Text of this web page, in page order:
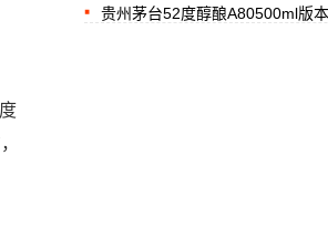
贵州茅台52度醇酿A80500ml版本